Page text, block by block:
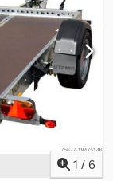
ugrađena je
ručne
rukovanjem i
auto
bočne
točak,
stabilan
Kao dodatnu
amortizere
1 / 6